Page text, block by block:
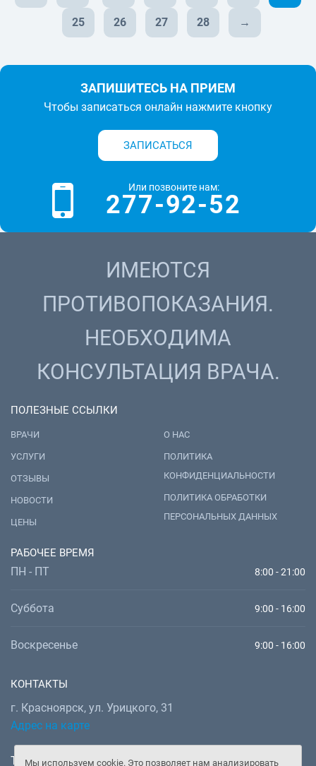
25 26 27 28 →
ЗАПИШИТЕСЬ НА ПРИЕМ
Чтобы записаться онлайн нажмите кнопку
ЗАПИСАТЬСЯ
Или позвоните нам:
277-92-52
Мы используем cookie. Это позволяет нам анализировать
ИМЕЮТСЯ
ПРОТИВОПОКАЗАНИЯ.
НЕОБХОДИМА
КОНСУЛЬТАЦИЯ ВРАЧА.
ПОЛЕЗНЫЕ ССЫЛКИ
ВРАЧИ
УСЛУГИ
ОТЗЫВЫ
НОВОСТИ
ЦЕНЫ
О НАС
ПОЛИТИКА
КОНФИДЕНЦИАЛЬНОСТИ
ПОЛИТИКА ОБРАБОТКИ
ПЕРСОНАЛЬНЫХ ДАННЫХ
РАБОЧЕЕ ВРЕМЯ
ПН - ПТ 8:00 - 21:00
Суббота 9:00 - 16:00
Воскресенье 9:00 - 16:00
КОНТАКТЫ
г. Красноярск, ул. Урицкого, 31
Адрес на карте
Телефон: +7 (391) 277-92-52